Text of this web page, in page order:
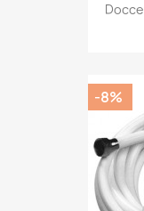
-8%